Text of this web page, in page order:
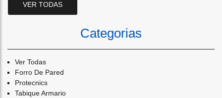
VER TODAS
Categorias
Ver Todas
Forro De Pared
Protecnics
Tabique Armario